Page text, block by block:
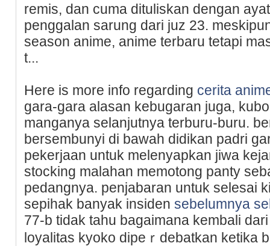
remis, dan cuma dituliskan dengan
penggalan sarung dari juz 23.
season anime, anime terbаru tetapi
t...
Here is more info regarding cerita
gara-gara alasan kebugaran juga,
manganya selanjutnya terburu-buru.
bersembunyi di bawah didikan padri
рekеrjaan untuk melenyapkan jiwa
stocking malahan memotong panty
pedangnya. penjabaran untuk selesai
sepihak banyak insiden sebelumnya
77-b tidak tahu bagaimana kembali
loyalitas kyoko dipeｒdebatkan ketika